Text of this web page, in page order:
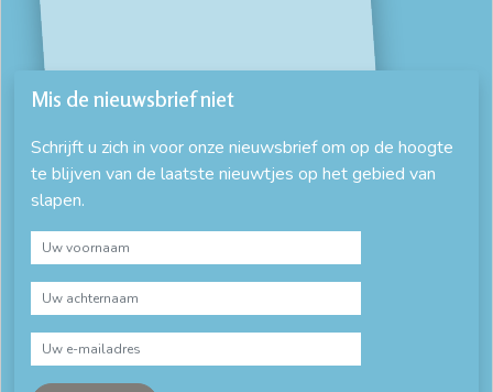
Mis de nieuwsbrief niet
Schrijft u zich in voor onze nieuwsbrief om op de hoogte
te blijven van de laatste nieuwtjes op het gebied van
slapen.